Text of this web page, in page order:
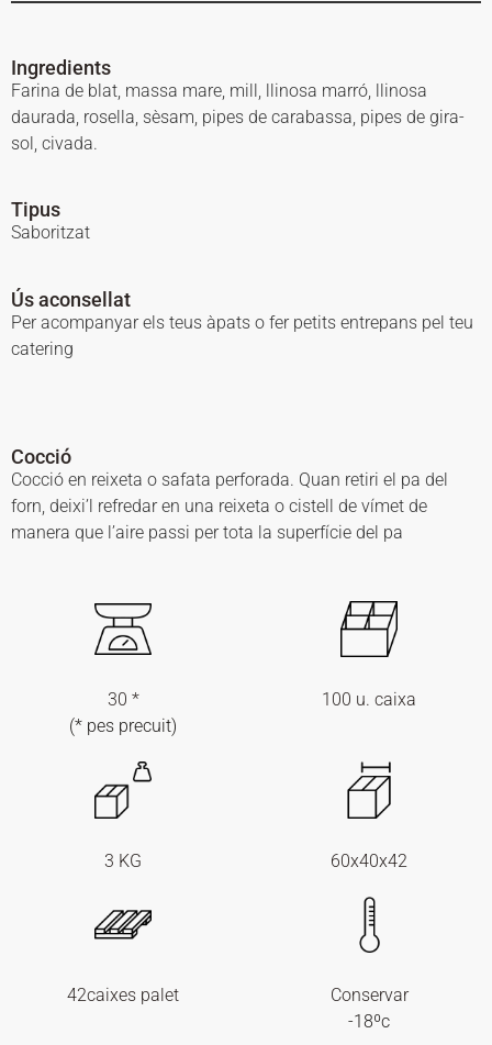
Ingredients
Farina de blat, massa mare, mill, llinosa marró, llinosa
daurada, rosella, sèsam, pipes de carabassa, pipes de gira-
sol, civada.
Tipus
Saboritzat
Ús aconsellat
Per acompanyar els teus àpats o fer petits entrepans pel teu
catering
Cocció
Cocció en reixeta o safata perforada. Quan retiri el pa del
forn, deixi’l refredar en una reixeta o cistell de vímet de
manera que l’aire passi per tota la superfície del pa
30 *
(* pes precuit)
100 u. caixa
3 KG 60x40x42
42caixes palet
Conservar
-18ºc